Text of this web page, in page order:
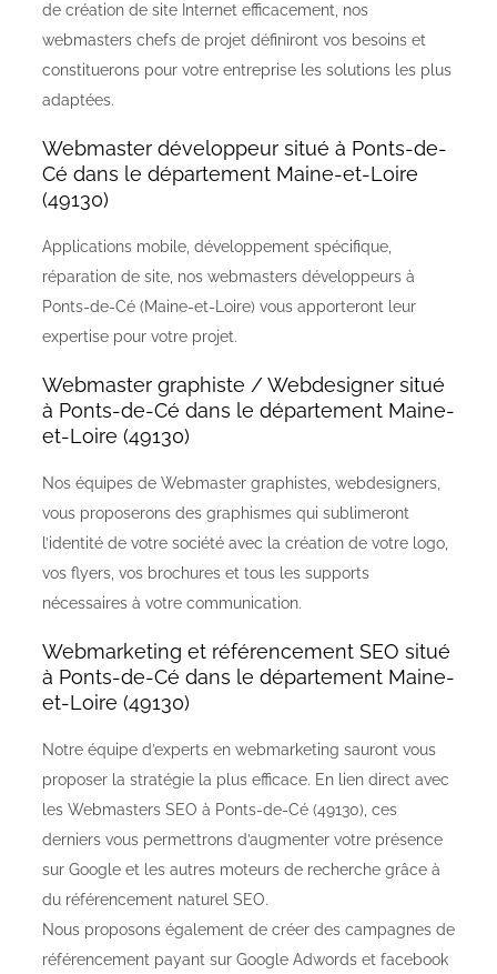
de création de site Internet efficacement, nos
webmasters chefs de projet définiront vos besoins et
constituerons pour votre entreprise les solutions les plus
adaptées.
Webmaster développeur situé à Ponts-de-
Cé dans le département Maine-et-Loire
(49130)
Applications mobile, développement spécifique,
réparation de site, nos webmasters développeurs à
Ponts-de-Cé (Maine-et-Loire) vous apporteront leur
expertise pour votre projet.
Webmaster graphiste / Webdesigner situé
à Ponts-de-Cé dans le département Maine-
et-Loire (49130)
Nos équipes de Webmaster graphistes, webdesigners,
vous proposerons des graphismes qui sublimeront
l’identité de votre société avec la création de votre logo,
vos flyers, vos brochures et tous les supports
nécessaires à votre communication.
Webmarketing et référencement SEO situé
à Ponts-de-Cé dans le département Maine-
et-Loire (49130)
Notre équipe d’experts en webmarketing sauront vous
proposer la stratégie la plus efficace. En lien direct avec
les Webmasters SEO à Ponts-de-Cé (49130), ces
derniers vous permettrons d’augmenter votre présence
sur Google et les autres moteurs de recherche grâce à
du référencement naturel SEO.
Nous proposons également de créer des campagnes de
référencement payant sur Google Adwords et facebook